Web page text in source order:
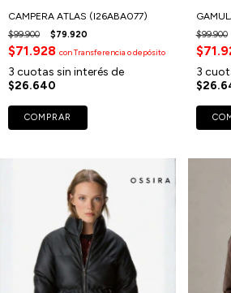
CAMPERA ATLAS (I26ABA077)
$99.900 $79.920
$71.928 conTransferencia o depósito
3 cuotas sin interés de
$26.640
COMPRAR
$99.900
3